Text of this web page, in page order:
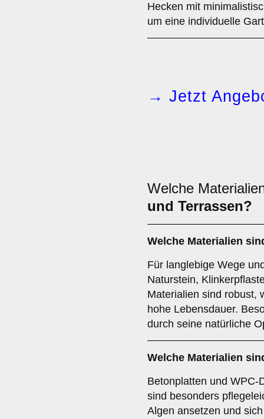
Hecken mit
um eine individuelle
→ Jetzt
Welche
und Terrassen?
Welche Materialien
Für langlebige Wege
Naturstein,
Materialien sind robust,
hohe Lebensdauer.
durch seine natürliche
Welche Materialien
Betonplatten und WPC-
sind besonders
Algen ansetzen und